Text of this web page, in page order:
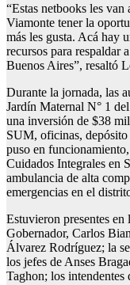
“Estas netbooks les
Viamonte tener la
más les gusta. Acá hay
recursos para respaldar
Buenos Aires”, resaltó
Durante la jornada, las
Jardín Maternal N° 1
una inversión de $38
SUM, oficinas,
puso en
Cuidados Integrales en
ambulancia de alta
emergencias en el
Estuvieron presentes en
Gobernador, Carlos
Álvarez Rodríguez; la
los jefes de Anses
Taghon; los